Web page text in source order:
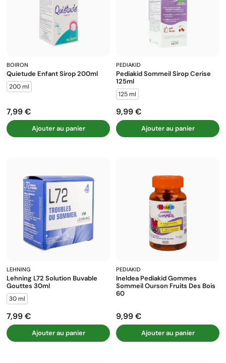
BOIRON
Quietude Enfant Sirop 200ml
200 ml
Prix
7,99 €
Ajouter au panier
PEDIAKID
Pediakid Sommeil Sirop Cerise
125ml
125 ml
Prix
9,99 €
Ajouter au panier
LEHNING
Lehning L72 Solution Buvable
Gouttes 30ml
30 ml
Prix
7,99 €
Ajouter au panier
PEDIAKID
Ineldea Pediakid Gommes
Sommeil Ourson Fruits Des Bois
60
Prix
9,99 €
Ajouter au panier